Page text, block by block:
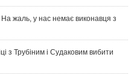
жаль, у нас немає виконавця з
з Трубіним і Судаковим вибити